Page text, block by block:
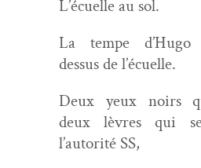
L’écuelle au sol.
La tempe
dessus de l’écuelle.
Deux yeux noirs
deux lèvres qui
l’autorité SS,